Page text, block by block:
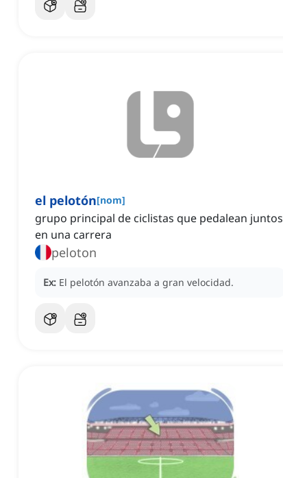
el pelotón[nom]
grupo principal de ciclistas que pedalean juntos
en una carrera
peloton
Ex: El pelotón avanzaba a gran velocidad.